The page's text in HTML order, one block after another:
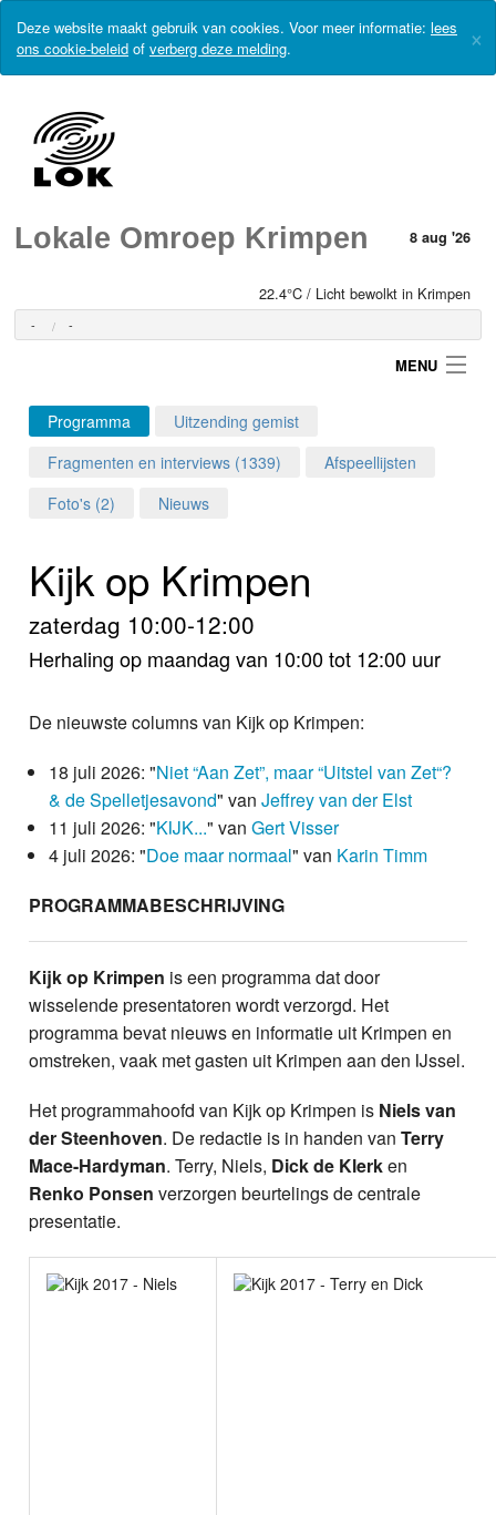
Deze website maakt gebruik van cookies. Voor meer informatie: lees
ons cookie-beleid of verberg deze melding. ×
Lokale Omroep Krimpen 8 aug '26
22.4°C / Licht bewolkt in Krimpen
- -
MENU
Login
Home
Nieuws
Foto's
Video
Webcam
Info
Programma
Uitzending gemist
Fragmenten en interviews (1339)
Afspeellijsten
Foto's (2)
Nieuws
Kijk op Krimpen
zaterdag 10:00-12:00
Herhaling op maandag van 10:00 tot 12:00 uur
De nieuwste columns van Kijk op Krimpen:
18 juli 2026: "Niet “Aan Zet”, maar “Uitstel van Zet“?
& de Spelletjesavond" van Jeffrey van der Elst
11 juli 2026: "KIJK..." van Gert Visser
4 juli 2026: "Doe maar normaal" van Karin Timm
PROGRAMMABESCHRIJVING
Kijk op Krimpen is een programma dat door
wisselende presentatoren wordt verzorgd. Het
programma bevat nieuws en informatie uit Krimpen en
omstreken, vaak met gasten uit Krimpen aan den IJssel.
Het programmahoofd van Kijk op Krimpen is Niels van
der Steenhoven. De redactie is in handen vanTerry
Mace-Hardyman. Terry, Niels, Dick de Klerken
Renko Ponsen verzorgen beurtelings de centrale
presentatie.